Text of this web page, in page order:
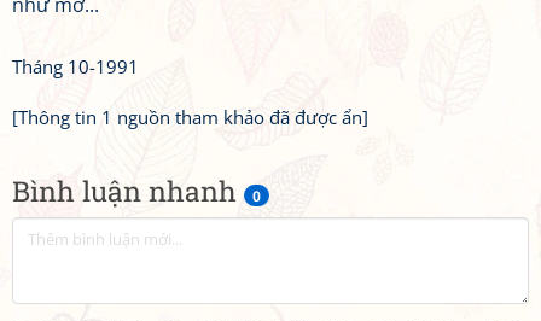
Bình luận nhanh 0
Tháng 10-1991
[Thông tin 1 nguồn tham khảo đã được ẩn]